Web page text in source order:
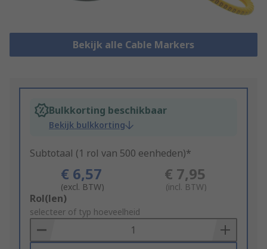
Bekijk alle Cable Markers
Bulkkorting beschikbaar
Bekijk bulkkorting
Subtotaal (1 rol van 500 eenheden)*
€ 6,57
(excl. BTW)
€ 7,95
(incl. BTW)
Add
to
Basket
Rol(len)
selecteer of typ hoeveelheid